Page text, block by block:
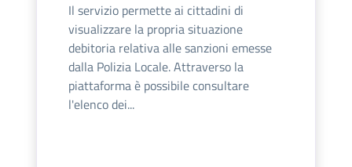
Il servizio permette ai cittadini di
visualizzare la propria situazione
debitoria relativa alle sanzioni emesse
dalla Polizia Locale. Attraverso la
piattaforma è possibile consultare
l'elenco dei...